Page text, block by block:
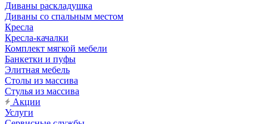
Диваны раскладушка
Диваны со спальным местом
Кресла
Кресла-качалки
Комплект мягкой мебели
Банкетки и пуфы
Элитная мебель
Столы из массива
Стулья из массива
Акции
Услуги